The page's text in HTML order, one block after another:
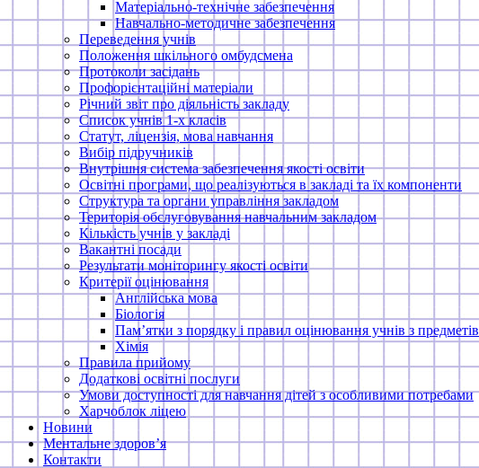
Матеріально-технічне забезпечення
Навчально-методичне забезпечення
Переведення учнів
Положення шкільного омбудсмена
Протоколи засідань
Профорієнтаційні матеріали
Річний звіт про діяльність закладу
Список учнів 1-х класів
Статут, ліцензія, мова навчання
Вибір підручників
Внутрішня система забезпечення якості освіти
Освітні програми, що реалізуються в закладі та їх компоненти
Структура та органи управління закладом
Територія обслуговування навчальним закладом
Кількість учнів у закладі
Вакантні посади
Результати моніторингу якості освіти
Критерії оцінювання
Англійська мова
Біологія
Пам’ятки з порядку і правил оцінювання учнів з предметів
Хімія
Правила прийому
Додаткові освітні послуги
Умови доступності для навчання дітей з особливими потребами
Харчоблок ліцею
Новини
Ментальне здоров’я
Контакти